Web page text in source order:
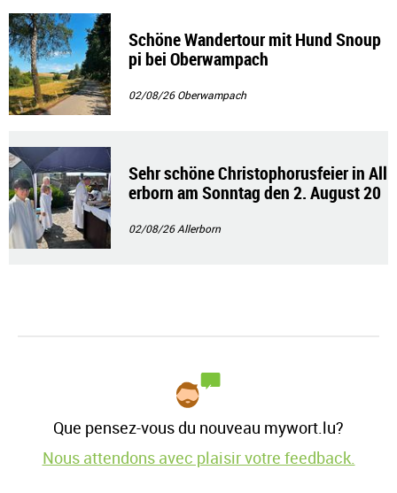
Schöne Wandertour mit Hund Snoup
pi bei Oberwampach
02/08/26Oberwampach
Sehr schöne Christophorusfeier in All
erborn am Sonntag den 2. August 20
02/08/26Allerborn
Que pensez-vous du nouveau mywort.lu?
Nous attendons avec plaisir votre feedback.